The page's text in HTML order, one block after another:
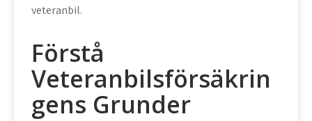
veteranbil.
Förstå
Veteranbilsförsäkrin
gens Grunder